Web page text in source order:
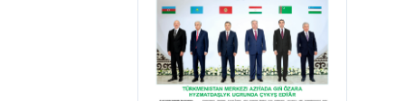
firmasy tarapyndan gurlup, işe girizildi.
Bu desganyň ýerine ýetirýän wezipesi
TNGIZT-niň nebiti ilkinji gezek
gaýtadan işleýän desgalarynda